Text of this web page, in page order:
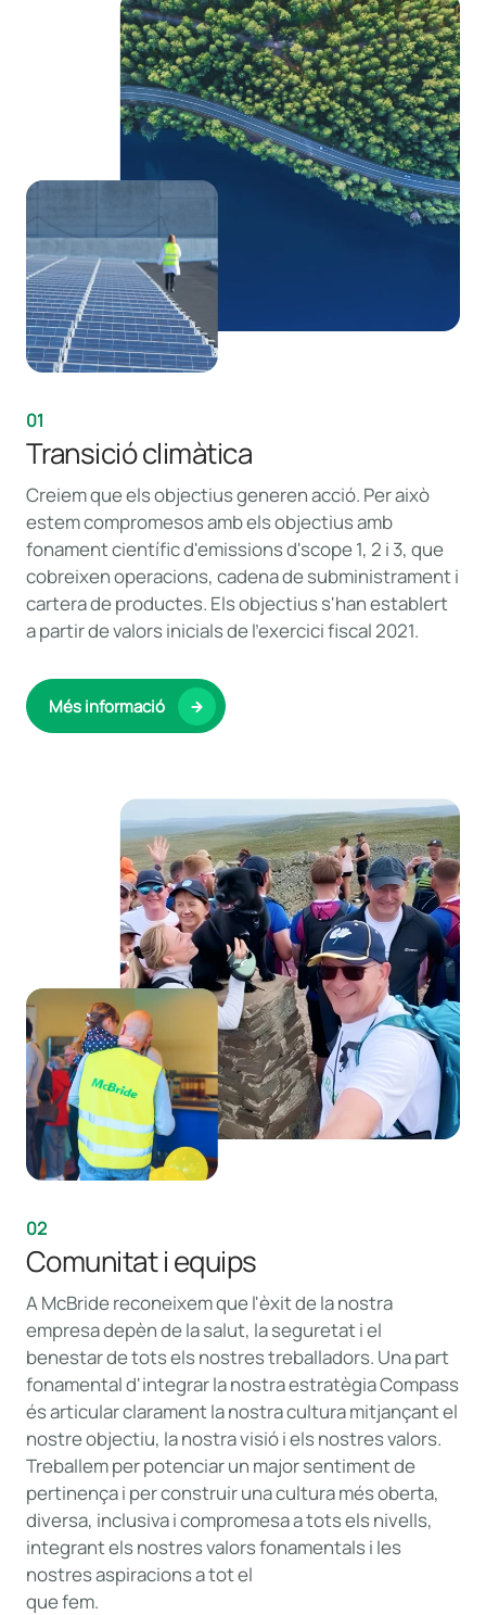
01
Transició climàtica
Creiem que els objectius generen acció. Per això
estem compromesos amb els objectius amb
fonament científic d'emissions d'scope 1, 2 i 3, que
cobreixen operacions, cadena de subministrament i
cartera de productes. Els objectius s'han establert
a partir de valors inicials de l'exercici fiscal 2021.
Més informació
02
Comunitat i equips
A McBride reconeixem que l'èxit de la nostra
empresa depèn de la salut, la seguretat i el
benestar de tots els nostres treballadors. Una part
fonamental d'integrar la nostra estratègia Compass
és articular clarament la nostra cultura mitjançant el
nostre objectiu, la nostra visió i els nostres valors.
Treballem per potenciar un major sentiment de
pertinença i per construir una cultura més oberta,
diversa, inclusiva i compromesa a tots els nivells,
integrant els nostres valors fonamentals i les
nostres aspiracions a tot el
que fem.